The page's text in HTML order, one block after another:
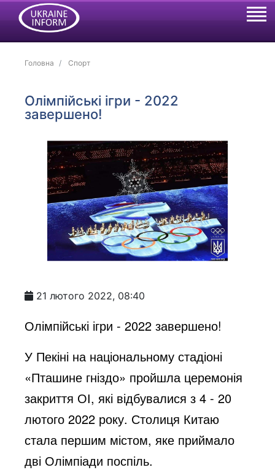
Головна Спорт
Олімпійські ігри - 2022
завершено!
Previous
21 лютого 2022, 08:40
Олімпійські ігри - 2022 завершено!
У Пекіні на національному стадіоні
«Пташине гніздо» пройшла церемонія
закриття ОІ, які відбувалися з 4 - 20
лютого 2022 року. Столиця Китаю
стала першим містом, яке приймало
дві Олімпіади поспіль.